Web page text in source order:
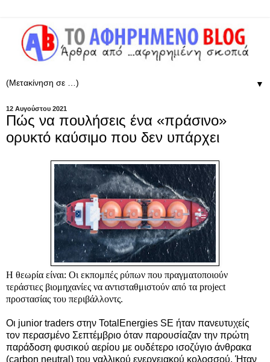
▼
12 Αυγούστου 2021
Πώς να πουλήσεις ένα «πράσινο»
ορυκτό καύσιμο που δεν υπάρχει
Η θεωρία είναι: Οι εκπομπές ρύπων που πραγματοποιούν
τεράστιες βιομηχανίες να αντισταθμιστούν από τα project
προστασίας του περιβάλλοντς.
Οι junior traders στην TotalEnergies SE ήταν πανευτυχείς
τον περασμένο Σεπτέμβριο όταν παρουσίαζαν την πρώτη
παράδοση φυσικού αερίου με ουδέτερο ισοζύγιο άνθρακα
(carbon neutral) του γαλλικού ενεργειακού κολοσσού. Ήταν